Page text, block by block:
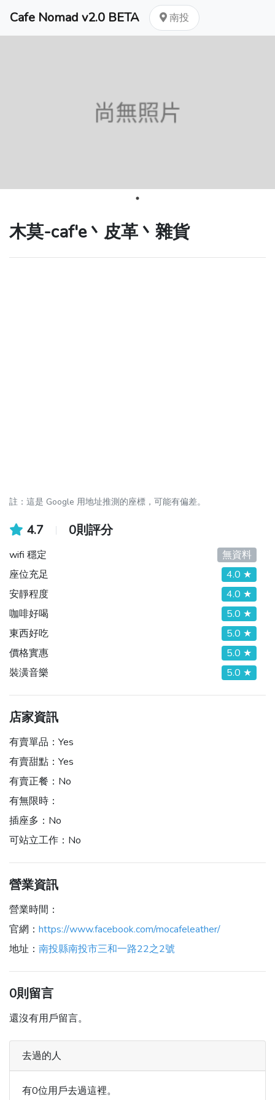
Cafe Nomad v2.0 BETA 南投
木莫-caf'e丶皮革丶雜貨
註：這是 Google 用地址推測的座標，可能有偏差。
4.7 0則評分
wifi 穩定
無資料
座位充足
4.0 ★
安靜程度
4.0 ★
咖啡好喝
5.0 ★
東西好吃
5.0 ★
價格實惠
5.0 ★
裝潢音樂
5.0 ★
店家資訊
有賣單品： Yes
有賣甜點： Yes
有賣正餐： No
有無限時：
插座多： No
可站立工作： No
營業資訊
營業時間：
官網： https://www.facebook.com/mocafeleather/
地址： 南投縣南投市三和一路22之2號
0則留言
還沒有用戶留言。
去過的人
有0位用戶去過這裡。